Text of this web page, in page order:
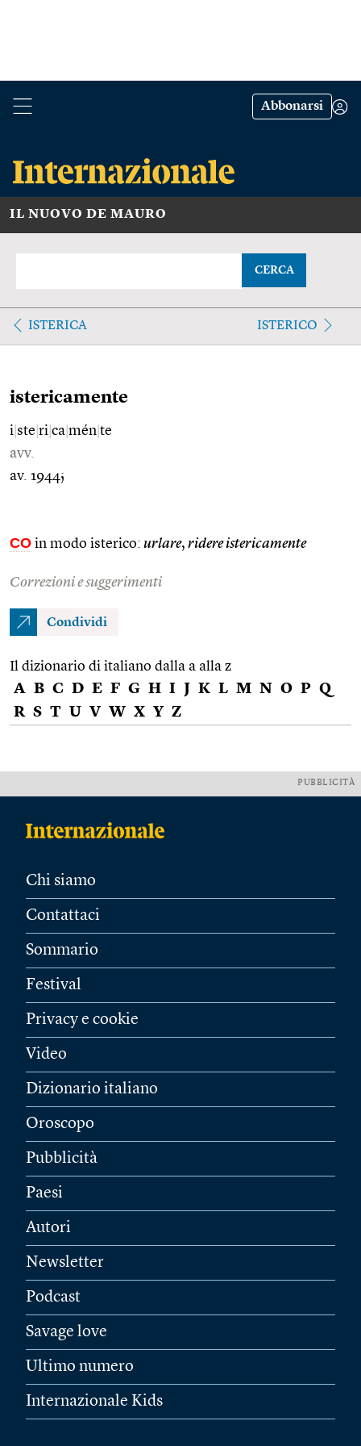
Abbonarsi
IL NUOVO DE MAURO
CERCA
ISTERICA ISTERICO
istericamente
i ste ri ca mén te
avv.
av. 1944;
CO in modo isterico: urlare, ridere istericamente
Correzioni e suggerimenti
Condividi
Il dizionario di italiano dalla a alla z
A B C D E F G H I J K L M N O P Q
R S T U V W X Y Z
PUBBLICITÀ
Chi siamo
Contattaci
Sommario
Festival
Privacy e cookie
Video
Dizionario italiano
Oroscopo
Pubblicità
Paesi
Autori
Newsletter
Podcast
Savage love
Ultimo numero
Internazionale Kids